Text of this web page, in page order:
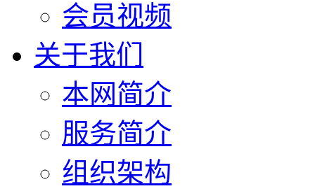
会员视频
关于我们
本网简介
服务简介
组织架构